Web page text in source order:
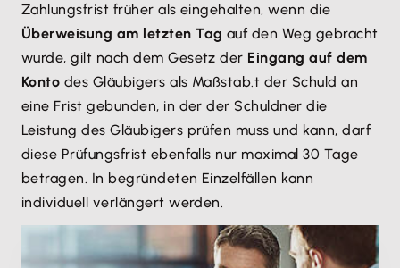
Zahlungsfrist früher als eingehalten, wenn die
Überweisung am letzten Tag auf den Weg gebracht
wurde, gilt nach dem Gesetz der Eingang auf dem
Konto des Gläubigers als Maßstab.t der Schuld an
eine Frist gebunden, in der der Schuldner die
Leistung des Gläubigers prüfen muss und kann, darf
diese Prüfungsfrist ebenfalls nur maximal 30 Tage
betragen. In begründeten Einzelfällen kann
individuell verlängert werden.